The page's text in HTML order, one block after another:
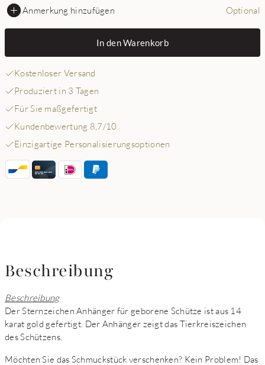
Anmerkung hinzufügen Optional
In den Warenkorb
Kostenloser Versand
Produziert in 3 Tagen
Für Sie maßgefertigt
Kundenbewertung 8,7/10
Einzigartige Personalisierungsoptionen
Beschreibung
Beschreibung
Der Sternzeichen Anhänger für geborene Schütze ist aus 14
karat gold gefertigt. Der Anhänger zeigt das Tierkreiszeichen
des Schützens.
Möchten Sie das Schmuckstück verschenken? Kein Problem! Das